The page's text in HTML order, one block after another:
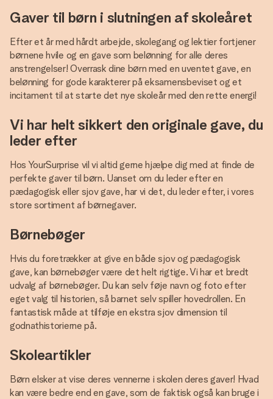
Gaver til børn i slutningen af skoleåret
Efter et år med hårdt arbejde, skolegang og lektier fortjener
børnene hvile og en gave som belønning for alle deres
anstrengelser! Overrask dine børn med en uventet gave, en
belønning for gode karakterer på eksamensbeviset og et
incitament til at starte det nye skoleår med den rette energi!
Vi har helt sikkert den originale gave, du
leder efter
Hos YourSurprise vil vi altid gerne hjælpe dig med at finde de
perfekte gaver til børn. Uanset om du leder efter en
pædagogisk eller sjov gave, har vi det, du leder efter, i vores
store sortiment af børnegaver.
Børnebøger
Hvis du foretrækker at give en både sjov og pædagogisk
gave, kan børnebøger være det helt rigtige. Vi har et bredt
udvalg af børnebøger. Du kan selv føje navn og foto efter
eget valg til historien, så barnet selv spiller hovedrollen. En
fantastisk måde at tilføje en ekstra sjov dimension til
godnathistorierne på.
Skoleartikler
Børn elsker at vise deres vennerne i skolen deres gaver! Hvad
kan være bedre end en gave, som de faktisk også kan bruge i